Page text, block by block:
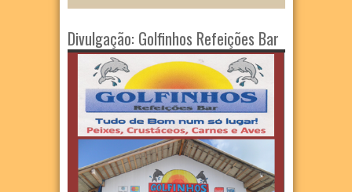
Divulgação: Golfinhos Refeições Bar